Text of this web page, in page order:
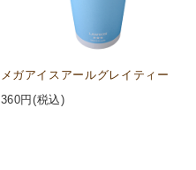
メガアイスアールグレイティー
360円(税込)